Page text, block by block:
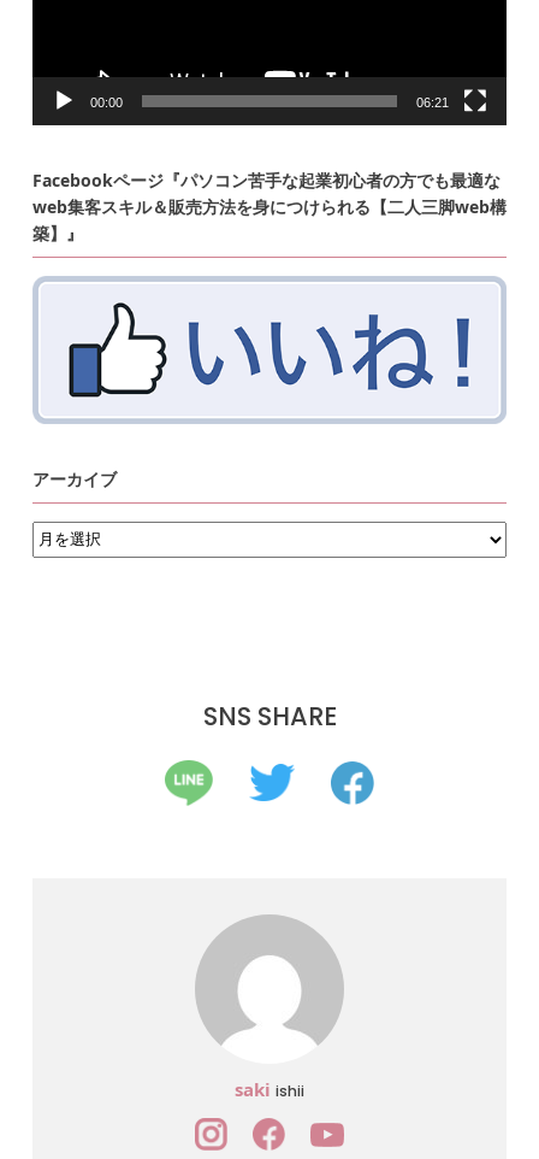
00:00 06:21
Facebookページ『パソコン苦手な起業初心者の方でも最適な
web集客スキル＆販売方法を身につけられる【二人三脚web構
築】』
アーカイブ
ア
ー
カ
SNS SHARE
saki ishii